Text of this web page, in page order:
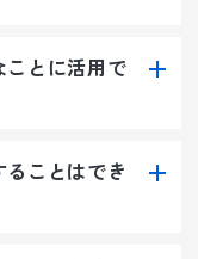
とに活用で
ことはでき